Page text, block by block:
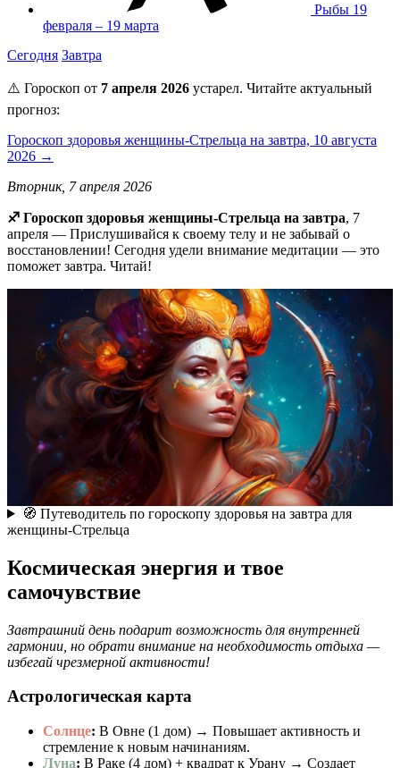
Рыбы 19
февраля – 19 марта
Сегодня Завтра
⚠️ Гороскоп от 7 апреля 2026 устарел. Читайте актуальный
прогноз:
Гороскоп здоровья женщины-Стрельца на завтра, 10 августа
2026 →
Вторник, 7 апреля 2026
♐️ Гороскоп здоровья женщины-Стрельца на завтра, 7
апреля — Прислушивайся к своему телу и не забывай о
восстановлении! Сегодня удели внимание медитации — это
поможет завтра. Читай!
🧭 Путеводитель по гороскопу здоровья на завтра для
женщины-Стрельца
Космическая энергия и твое
самочувствие
Завтрашний день подарит возможность для внутренней
гармонии, но обрати внимание на необходимость отдыха —
избегай чрезмерной активности!
Астрологическая карта
Солнце: В Овне (1 дом) → Повышает активность и
стремление к новым начинаниям.
Луна: В Раке (4 дом) + квадрат к Урану → Создает